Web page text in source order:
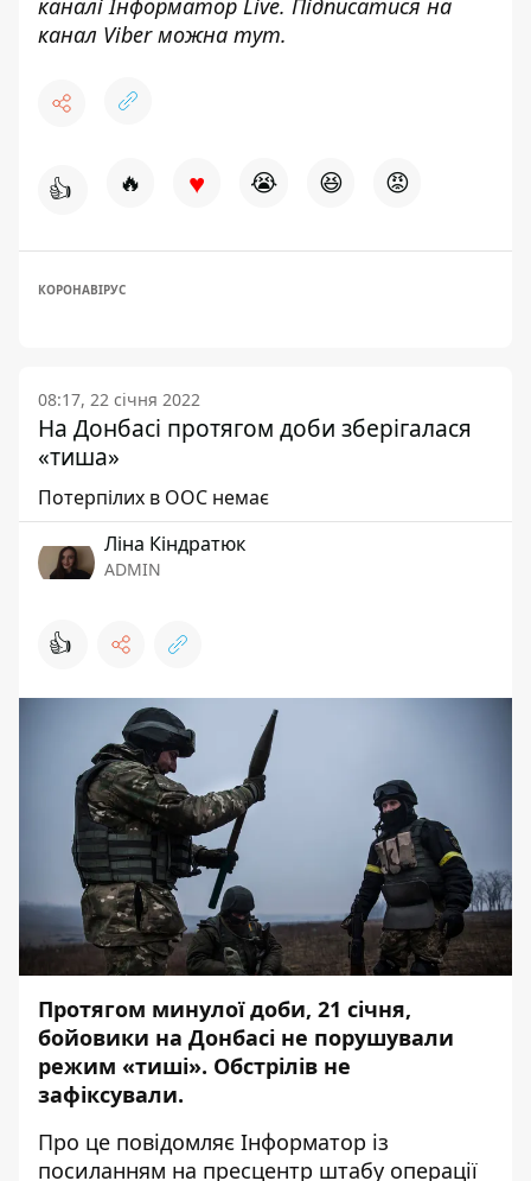
каналіІнформатор Live. Підписатися на
канал Viber можна тут.
👍 🔥 ♥ 😭 😆 😡
КОРОНАВІРУС
08:17, 22 січня 2022
На Донбасі протягом доби зберігалася
«тиша»
Потерпілих в ООС немає
Ліна Кіндратюк
ADMIN
👍
Протягом минулої доби, 21 січня,
бойовики на Донбасі не порушували
режим «тиші». Обстрілів не
зафіксували.
Про це повідомляє Інформатор із
посиланням на пресцентр штабу операції